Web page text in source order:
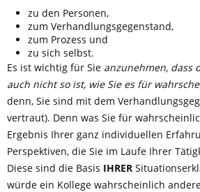
zu den Personen,
zum Verhandlungsgegenstand,
zum Prozess und
zu sich selbst.
Es ist wichtig für Sie anzunehmen, dass
auch nicht so ist, wie Sie es für
denn, Sie sind mit dem
vertraut). Denn was Sie für
Ergebnis Ihrer ganz individuellen
Perspektiven, die Sie im Laufe Ihrer
Diese sind die Basis IHRER
würde ein Kollege wahrscheinlich